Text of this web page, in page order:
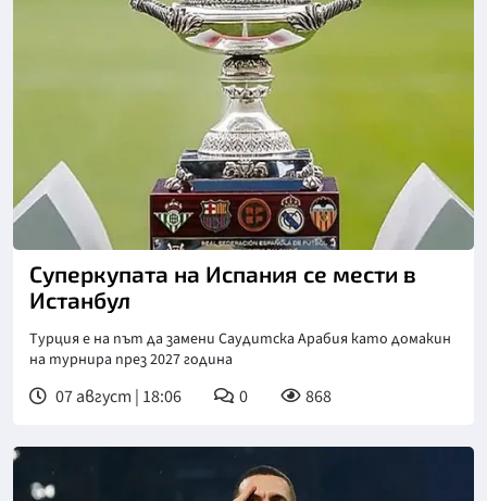
Снимка: X/Twitter
Суперкупата на Испания се мести в
Истанбул
Турция е на път да замени Саудитска Арабия като домакин
на турнира през 2027 година
07 август | 18:06 0 868